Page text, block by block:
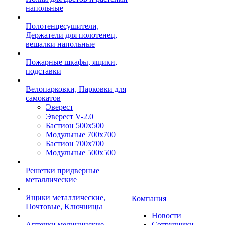
напольные
Полотенцесушители,
Держатели для полотенец,
вешалки напольные
Пожарные шкафы, ящики,
подставки
Велопарковки, Парковки для
самокатов
Эверест
Эверест V-2.0
Бастион 500х500
Модульные 700х700
Бастион 700х700
Модульные 500х500
Решетки придверные
металлические
Ящики металлические,
Почтовые, Ключницы
Компания
Новости